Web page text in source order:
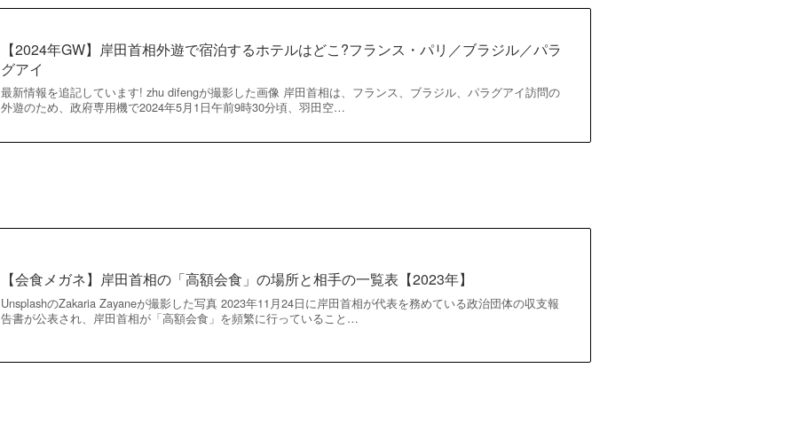
【2024年GW】岸田首相外遊で宿泊するホテルはどこ?フランス・パリ／ブラジル／パラ
グアイ
最新情報を追記しています! zhu difengが撮影した画像 岸田首相は、フランス、ブラジル、パラグアイ訪問の
外遊のため、政府専用機で2024年5月1日午前9時30分頃、羽田空…
【会食メガネ】岸田首相の「高額会食」の場所と相手の一覧表【2023年】
UnsplashのZakaria Zayaneが撮影した写真 2023年11月24日に岸田首相が代表を務めている政治団体の収支報
告書が公表され、岸田首相が「高額会食」を頻繁に行っていること…